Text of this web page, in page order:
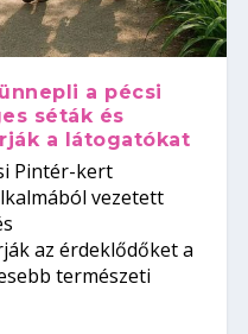
a pécsi
séták és
a látogatókat
Pintér-kert
vezetett
az érdeklődőket a
természeti